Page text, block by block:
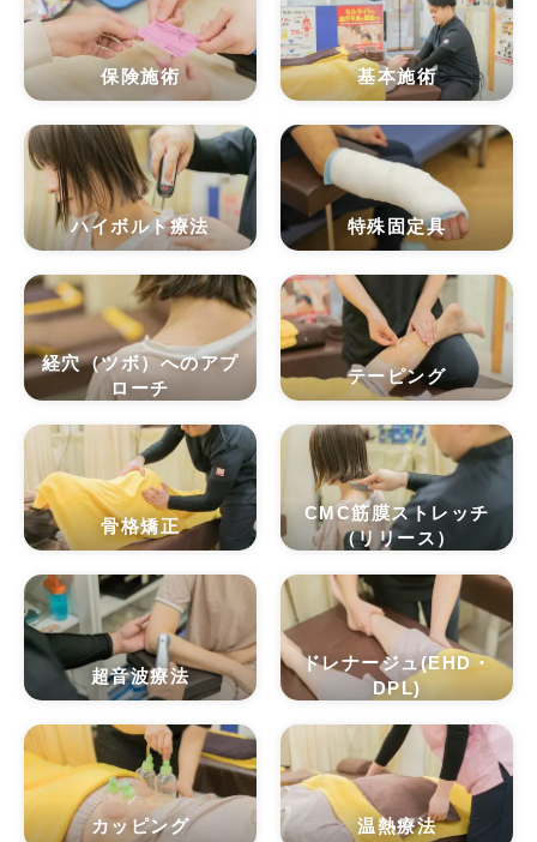
保険施術 基本施術
ハイボルト療法 特殊固定具
経穴（ツボ）へのアプ
ローチ
テーピング
骨格矯正
CMC筋膜ストレッチ
（リリース）
超音波療法
ドレナージュ(EHD・
DPL)
カッピング 温熱療法